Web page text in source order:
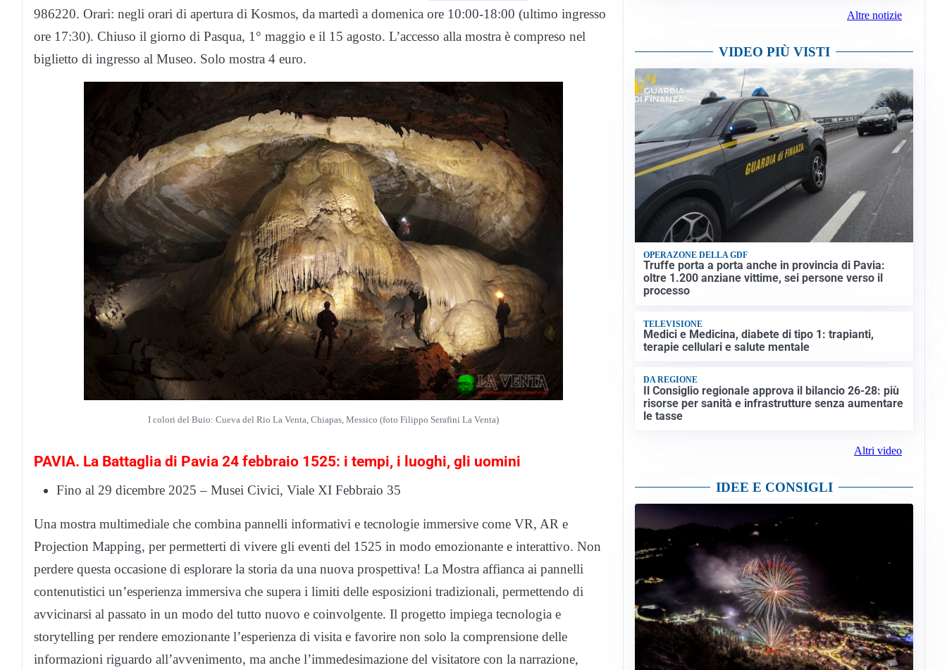
986220. Orari: negli orari di apertura di Kosmos, da martedì a domenica ore 10:00-18:00 (ultimo ingresso
ore 17:30). Chiuso il giorno di Pasqua, 1° maggio e il 15 agosto. L’accesso alla mostra è compreso nel
biglietto di ingresso al Museo. Solo mostra 4 euro.
I colori del Buio: Cueva del Rio La Venta, Chiapas, Messico (foto Filippo Serafini La Venta)
PAVIA. La Battaglia di Pavia 24 febbraio 1525: i tempi, i luoghi, gli uomini
Fino al 29 dicembre 2025 – Musei Civici, Viale XI Febbraio 35
Una mostra multimediale che combina pannelli informativi e tecnologie immersive come VR, AR e
Projection Mapping, per permetterti di vivere gli eventi del 1525 in modo emozionante e interattivo. Non
perdere questa occasione di esplorare la storia da una nuova prospettiva! La Mostra affianca ai pannelli
contenutistici un’esperienza immersiva che supera i limiti delle esposizioni tradizionali, permettendo di
avvicinarsi al passato in un modo del tutto nuovo e coinvolgente. Il progetto impiega tecnologia e
storytelling per rendere emozionante l’esperienza di visita e favorire non solo la comprensione delle
informazioni riguardo all’avvenimento, ma anche l’immedesimazione del visitatore con la narrazione,
Altre notizie
VIDEO PIÙ VISTI
OPERAZONE DELLA GDF
Truffe porta a porta anche in provincia di Pavia:
oltre 1.200 anziane vittime, sei persone verso il
processo
TELEVISIONE
Medici e Medicina, diabete di tipo 1: trapianti,
terapie cellulari e salute mentale
DA REGIONE
Il Consiglio regionale approva il bilancio 26-28: più
risorse per sanità e infrastrutture senza aumentare
le tasse
Altri video
IDEE E CONSIGLI